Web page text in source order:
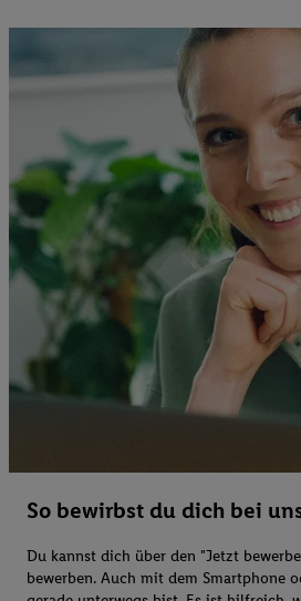
So bewirbst du dich bei
Du kannst dich über den "Jetzt
bewerben. Auch mit dem Smartphone